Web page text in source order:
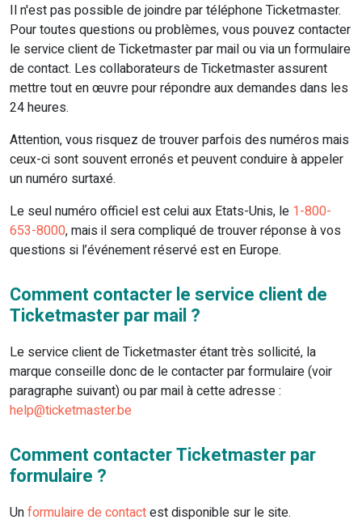
Il n'est pas possible de joindre par téléphone Ticketmaster.
Pour toutes questions ou problèmes, vous pouvez contacter
le service client de Ticketmaster par mail ou via un formulaire
de contact. Les collaborateurs de Ticketmaster assurent
mettre tout en œuvre pour répondre aux demandes dans les
24 heures.
Attention, vous risquez de trouver parfois des numéros mais
ceux-ci sont souvent erronés et peuvent conduire à appeler
un numéro surtaxé.
Le seul numéro officiel est celui aux Etats-Unis, le 1-800-
653-8000, mais il sera compliqué de trouver réponse à vos
questions si l’événement réservé est en Europe.
Comment contacter le service client de
Ticketmaster par mail ?
Le service client de Ticketmaster étant très sollicité, la
marque conseille donc de le contacter par formulaire (voir
paragraphe suivant) ou par mail à cette adresse :
help@ticketmaster.be
Comment contacter Ticketmaster par
formulaire ?
Unformulaire de contactest disponible sur le site.